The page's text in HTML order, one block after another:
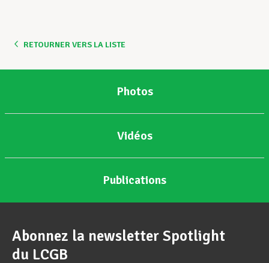
RETOURNER VERS LA LISTE
Photos
Vidéos
Publications
Abonnez la newsletter Spotlight
du LCGB